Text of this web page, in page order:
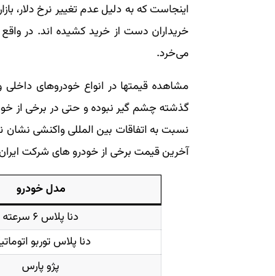
اینجاست که به دلیل عدم تغییر نرخ دلار،
خریداران دست از خرید کشیده اند. در
می‌خرد.
مشاهده قیمتها در انواع خودروهای
گذشته چشم گیر نبوده و حتی در برخی از
نسبت به اتفاقات بین المللی واکنشی نشان
آخرین قیمت برخی از خودرو های شرکت ایران خودرو در
مدل خودرو
دنا پلاس ۶ سرعته
دنا پلاس توربو
پژو پارس